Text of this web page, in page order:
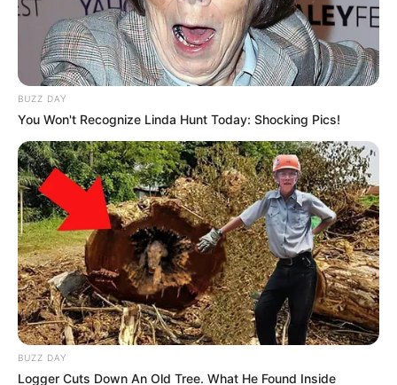
BUZZ DAY
You Won't Recognize Linda Hunt Today: Shocking Pics!
BUZZ DAY
Logger Cuts Down An Old Tree. What He Found Inside